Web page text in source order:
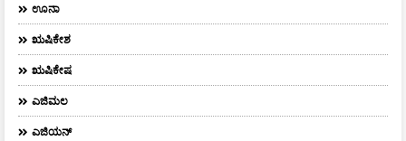
ಊನಾ
ಋಷಿಕೇಶ
ಋಷಿಕೇಷ
ಎಜಿಮಲ
ಎಜಿಯನ್